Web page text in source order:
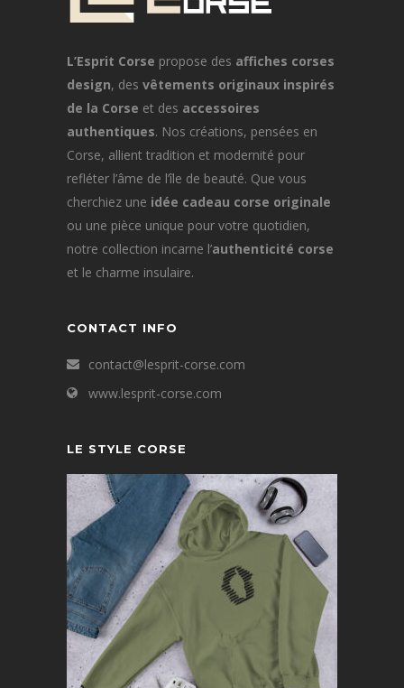
L’Esprit Corse propose des affiches corses
design, des vêtements originaux inspirés
de la Corse et des accessoires
authentiques. Nos créations, pensées en
Corse, allient tradition et modernité pour
refléter l’âme de l’île de beauté. Que vous
cherchiez une idée cadeau corse originale
ou une pièce unique pour votre quotidien,
notre collection incarne l’authenticité corse
et le charme insulaire.
CONTACT INFO
contact@lesprit-corse.com
www.lesprit-corse.com
LE STYLE CORSE